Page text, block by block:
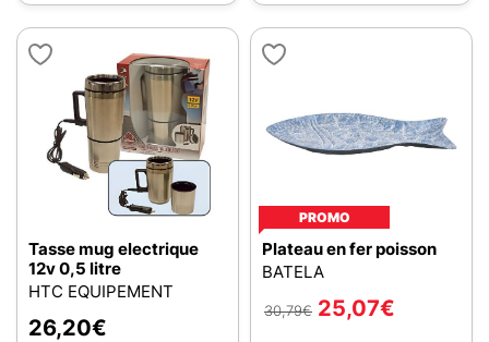
Tasse mug electrique
12v 0,5 litre
HTC EQUIPEMENT
26,20€
PROMO
Plateau en fer poisson
BATELA
30,79€ 25,07€